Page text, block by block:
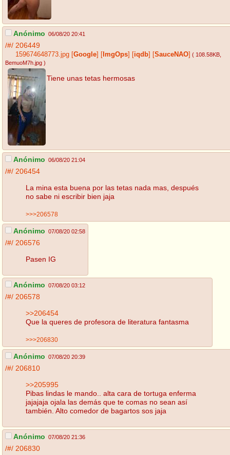
Anónimo 06/08/20 20:41
/#/ 206449
159674648773.jpg [Google] [ ImgOps] [iqdb] [SauceNAO] ( 108.58KB
BemuoM7h.jpg )
Tiene unas tetas hermosas
Anónimo 06/08/20 21:04
/#/ 206454
La mina esta buena por las tetas nada mas, después
no sabe ni escribir bien jaja
>>>206578
Anónimo 07/08/20 02:58
/#/ 206576
Pasen IG
Anónimo 07/08/20 03:12
/#/ 206578
>>206454
Que la queres de profesora de literatura fantasma
>>>206830
Anónimo 07/08/20 20:39
/#/ 206810
>>205995
Pibas lindas le mando.. alta cara de tortuga enferma
jajajaja ojala las demás que te comas no sean así
también. Alto comedor de bagartos sos jaja
Anónimo 07/08/20 21:36
/#/ 206830